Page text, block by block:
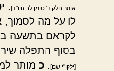
אומר חלק ד' סימן לב חיו"ד]
לו על מה
לקראם בתשעה
בסוף התפלה שיר
[ילקו"י שם] כ מותר